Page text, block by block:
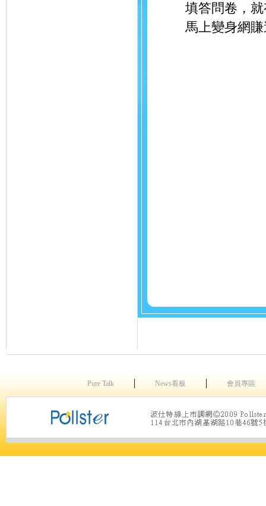
填答問卷，就
馬上變身網賺
Pure Talk News看板 會員專區